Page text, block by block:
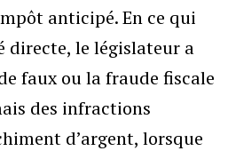
anticipé. En ce qui
directe, le législateur a
faux ou la fraude fiscale
des infractions
d’argent, lorsque